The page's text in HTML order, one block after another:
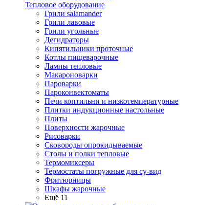
Тепловое оборудование
Грили salamander
Грили лавовые
Грили угольные
Дегидраторы
Кипятильники проточные
Котлы пищеварочные
Лампы тепловые
Макароноварки
Пароварки
Пароконвектоматы
Печи коптильни и низкотемпературные
Плитки индукционные настольные
Плиты
Поверхности жарочные
Рисоварки
Сковороды опрокидываемые
Столы и полки тепловые
Термомиксеры
Термостаты погружные для су-вид
Фритюрницы
Шкафы жарочные
Ещё 11